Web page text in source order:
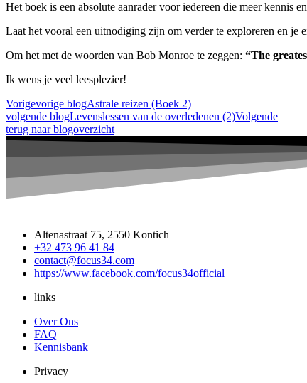
Het boek is een absolute aanrader voor iedereen die meer kennis
Laat het vooral een uitnodiging zijn om verder te exploreren en je
Om het met de woorden van Bob Monroe te zeggen: “The
Ik wens je veel leesplezier!
Vorigevorige blogAstrale reizen (Boek 2)
volgende blogLevenslessen van de overledenen (2)Volgende
terug naar blogoverzicht
Altenastraat 75, 2550 Kontich
+32 473 96 41 84
contact@focus34.com
https://www.facebook.com/focus34official
links
Over Ons
FAQ
Kennisbank
Privacy